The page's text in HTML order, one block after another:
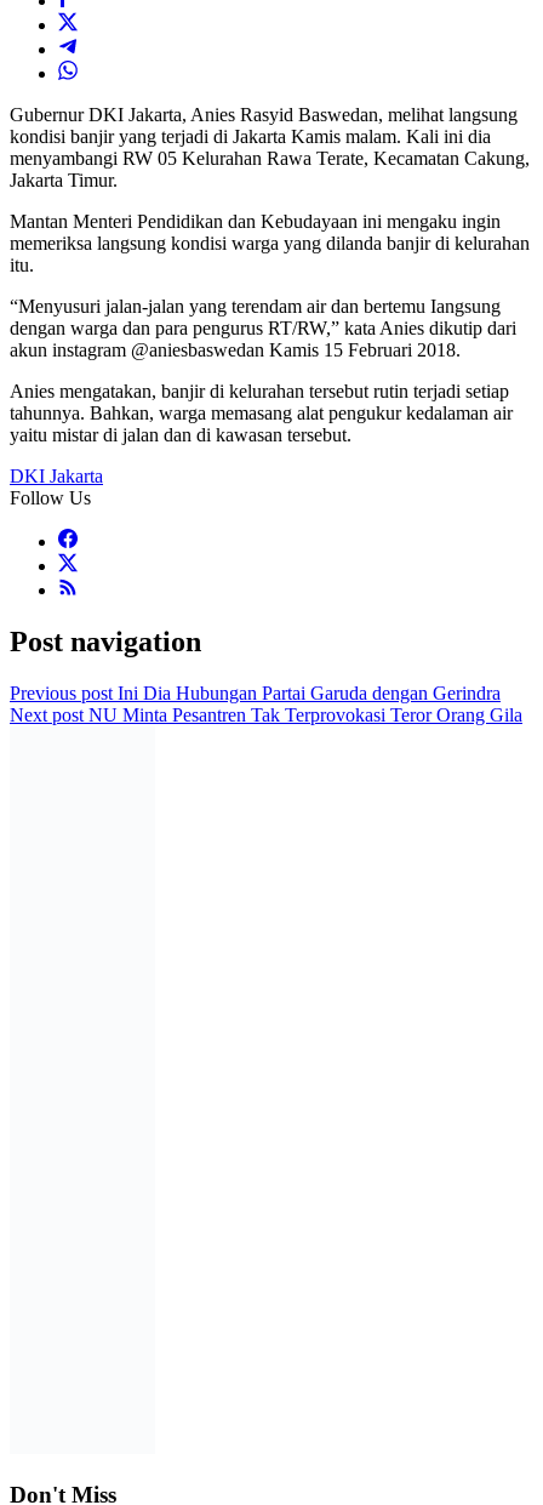
Gubernur DKI Jakarta, Anies Rasyid Baswedan, melihat langsung
kondisi banjir yang terjadi di Jakarta Kamis malam. Kali ini dia
menyambangi RW 05 Kelurahan Rawa Terate, Kecamatan Cakung,
Jakarta Timur.
Mantan Menteri Pendidikan dan Kebudayaan ini mengaku ingin
memeriksa langsung kondisi warga yang dilanda banjir di kelurahan
itu.
“Menyusuri jalan-jalan yang terendam air dan bertemu Iangsung
dengan warga dan para pengurus RT/RW,” kata Anies dikutip dari
akun instagram @aniesbaswedan Kamis 15 Februari 2018.
Anies mengatakan, banjir di kelurahan tersebut rutin terjadi setiap
tahunnya. Bahkan, warga memasang alat pengukur kedalaman air
yaitu mistar di jalan dan di kawasan tersebut.
DKI Jakarta
Follow Us
Post navigation
Previous post Ini Dia Hubungan Partai Garuda dengan Gerindra
Next post NU Minta Pesantren Tak Terprovokasi Teror Orang Gila
Don't Miss